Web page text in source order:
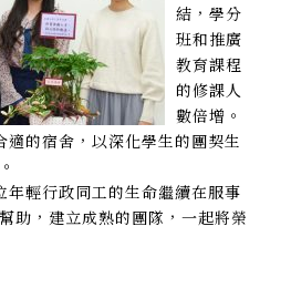
結，學分
班和推廣
教育課程
的修課人
數倍增。
的宿舍，以深化學生的團契生
年輕行政同工的生命繼續在服事
助，建立成熟的團隊，一起將榮